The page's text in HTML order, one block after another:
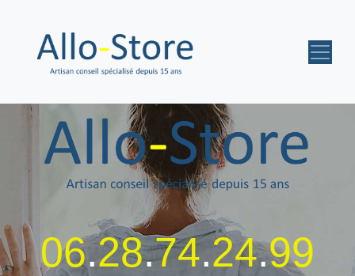
06.28.74.24.99